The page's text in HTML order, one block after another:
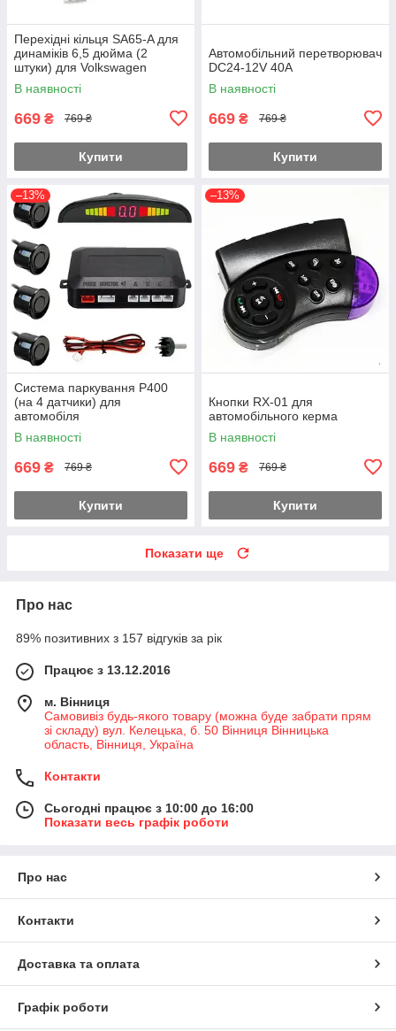
Перехідні кільця SA65-A для
динаміків 6,5 дюйма (2
штуки) для Volkswagen
В наявності
669 ₴ 769 ₴
Купити
Автомобільний перетворювач
DC24-12V 40A
В наявності
669 ₴ 769 ₴
Купити
–13%
Система паркування P400
(на 4 датчики) для
автомобіля
В наявності
669 ₴ 769 ₴
Купити
–13%
Кнопки RX-01 для
автомобільного керма
В наявності
669 ₴ 769 ₴
Купити
Показати ще
Про нас
89% позитивних з 157 відгуків за рік
Працює з 13.12.2016
м. Вінниця
Самовивіз будь-якого товару (можна буде забрати прям
зі складу) вул. Келецька, б. 50 Вінниця Вінницька
область, Вінниця, Україна
Контакти
Сьогодні працює з 10:00 до 16:00
Показати весь графік роботи
Про нас
Контакти
Доставка та оплата
Графік роботи